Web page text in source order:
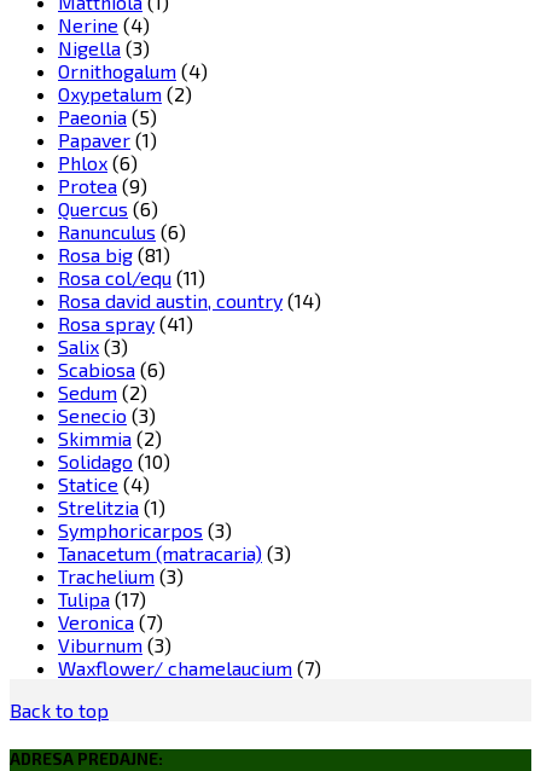
Nerine (4)
Nigella (3)
Ornithogalum (4)
Oxypetalum (2)
Paeonia (5)
Papaver (1)
Phlox (6)
Protea (9)
Quercus (6)
Ranunculus (6)
Rosa big (81)
Rosa col/equ (11)
Rosa david austin, country (14)
Rosa spray (41)
Salix (3)
Scabiosa (6)
Sedum (2)
Senecio (3)
Skimmia (2)
Solidago (10)
Statice (4)
Strelitzia (1)
Symphoricarpos (3)
Tanacetum (matracaria) (3)
Trachelium (3)
Tulipa (17)
Veronica (7)
Viburnum (3)
Waxflower/ chamelaucium (7)
Back to top
ADRESA PREDAJNE: